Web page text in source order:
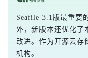
Seafile 3.1版最重要
外，新版本还优化了
改进。作为开源云存
机构。